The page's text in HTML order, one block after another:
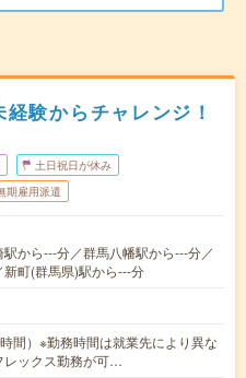
験からチャレンジ！
土日祝日が休み
期雇用派遣
から---分／群馬八幡駅から---分／
町(群馬県)駅から---分
間）※勤務時間は就業先により異な
ックス勤務が可…